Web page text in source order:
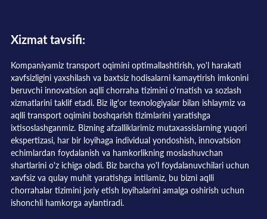
Xizmat tavsifi:
Kompaniyamiz transport oqimini optimallashtirish, yo'l harakati
xavfsizligini yaxshilash va baxtsiz hodisalarni kamaytirish imkonini
beruvchi innovatsion aqlli chorraha tizimini o'rnatish va sozlash
xizmatlarini taklif etadi. Biz ilg'or texnologiyalar bilan ishlaymiz va
aqlli transport oqimini boshqarish tizimlarini yaratishga
ixtisoslashganmiz. Bizning afzalliklarimiz mutaxassislarning yuqori
ekspertizasi, har bir loyihaga individual yondoshish, innovatsion
echimlardan foydalanish va hamkorlikning moslashuvchan
shartlarini o'z ichiga oladi. Biz barcha yo'l foydalanuvchilari uchun
xavfsiz va qulay muhit yaratishga intilamiz, bu bizni aqlli
chorrahalar tizimini joriy etish loyihalarini amalga oshirish uchun
ishonchli hamkorga aylantiradi.